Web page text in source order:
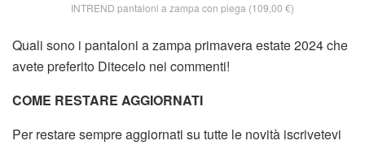
INTREND pantaloni a zampa con piega (109,00 €)
Quali sono i pantaloni a zampa primavera estate 2024 che
avete preferito Ditecelo nei commenti!
COME RESTARE AGGIORNATI
Per restare sempre aggiornati su tutte le novità iscrivetevi